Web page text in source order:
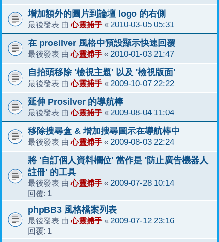
增加額外的圖片到論壇 logo 的右側
最後發表 由心靈捕手 « 2010-03-05 05:31
在 prosilver 風格中預設顯示快速回覆
最後發表 由心靈捕手 « 2010-01-03 21:47
自抬頭移除 '檢視主題' 以及 '檢視版面'
最後發表 由心靈捕手 « 2009-10-07 22:22
延伸 Prosilver 的導航棒
最後發表 由心靈捕手 « 2009-08-04 11:04
移除搜尋盒 & 增加搜尋圖示在導航棒中
最後發表 由心靈捕手 « 2009-08-03 22:24
將 '自訂個人資料欄位' 當作是 '防止廣告機器人
註冊' 的工具
最後發表 由心靈捕手 « 2009-07-28 10:14
回覆: 1
phpBB3 風格檔案列表
最後發表 由心靈捕手 « 2009-07-12 23:16
回覆: 1